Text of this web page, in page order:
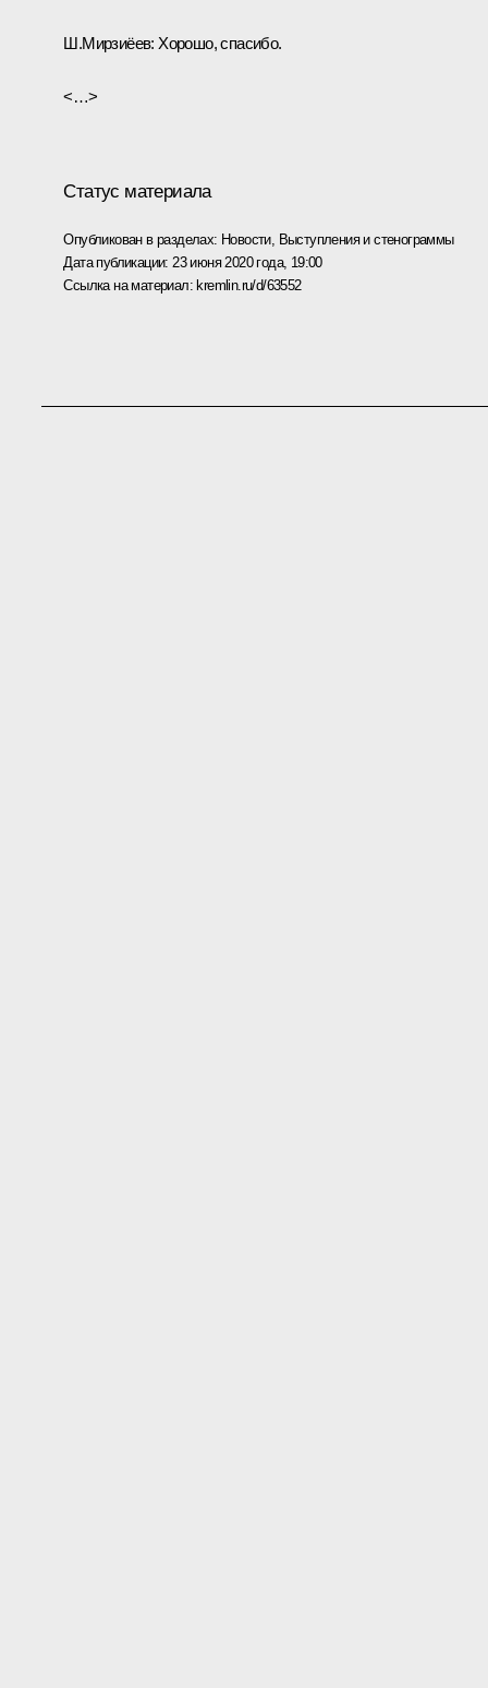
Ш.Мирзиёев: Хорошо, спасибо.
<…>
Статус материала
Опубликован в разделах: Новости, Выступления и стенограммы
Дата публикации: 23 июня 2020 года, 19:00
Ссылка на материал: kremlin.ru/d/63552